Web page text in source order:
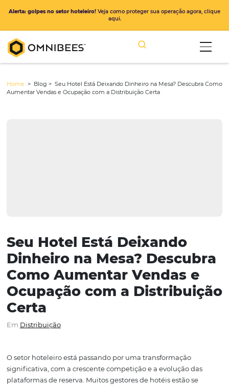
Seu Hotel Está Deixando Dinheiro na Mesa?
Seu Hotel Está Deixando
Dinheiro na Mesa?
Como Aumentar Vendas
Certa
EmDistribuição
Alerta: golpes no setor hoteleiro!Veja como proteger sua operação